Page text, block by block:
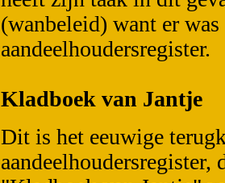
(wanbeleid) want er
aandeelhoudersregister.
Kladboek van Jantje
Dit is het eeuwige
aandeelhoudersregister,